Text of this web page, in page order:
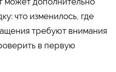
что изменилось, где
требуют внимания
в первую